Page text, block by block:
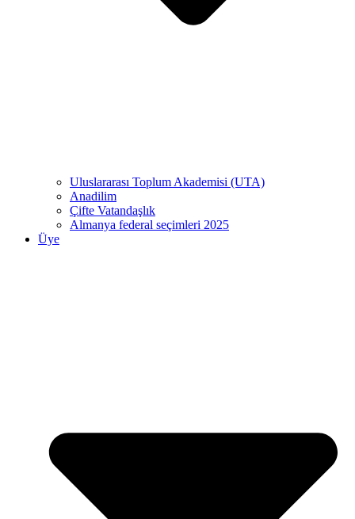
Uluslararası Toplum Akademisi (UTA)
Anadilim
Çifte Vatandaşlık
Almanya federal seçimleri 2025
Üye